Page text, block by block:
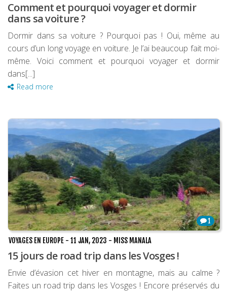
Comment et pourquoi voyager et dormir
dans sa voiture ?
Dormir dans sa voiture ? Pourquoi pas ! Oui, même au
cours d’un long voyage en voiture. Je l’ai beaucoup fait moi-
même. Voici comment et pourquoi voyager et dormir
dans[...]
Read more
1
VOYAGES EN EUROPE - 11 JAN, 2023 - MISS MANALA
15 jours de road trip dans les Vosges !
Envie d’évasion cet hiver en montagne, mais au calme ?
Faites un road trip dans les Vosges ! Encore préservés du